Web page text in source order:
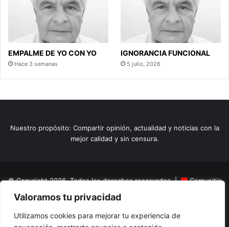
Valoramos tu privacidad
Utilizamos cookies para mejorar tu experiencia de
EMPALME DE YO CON YO
Hace 3 semanas
IGNORANCIA FUNCIONAL
5 julio, 2026
Nuestro propósito: Compartir opinión, actualidad y noticias con la
mejor calidad y sin censura.
© Copyright 2026, Todos los derechos reservados |
Comunitic
SAS BICNit 901228106
Home
Actualidad Variedades Opinion Turismo